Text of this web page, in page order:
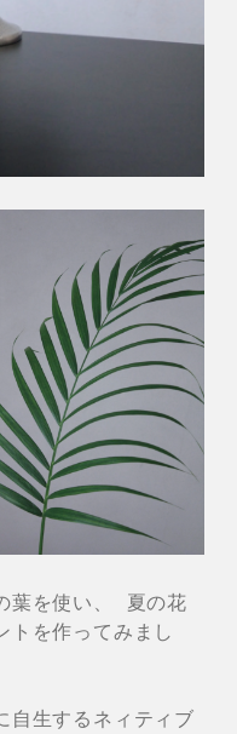
葉を使い、 夏の花
トを作ってみまし
自生するネィティブ